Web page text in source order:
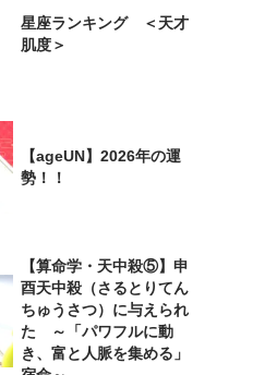
星座ランキング ＜天才
肌度＞
【ageUN】2026年の運
勢！！
【算命学・天中殺⑤】申
酉天中殺（さるとりてん
ちゅうさつ）に与えられ
た ～「パワフルに動
き、富と人脈を集める」